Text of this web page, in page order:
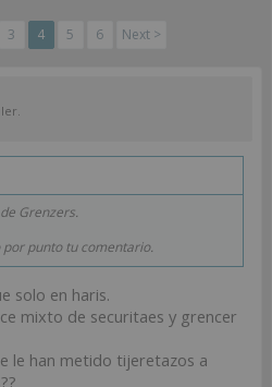
3 4 5 6 Next >
Grenzers.
punto tu comentario.
solo en haris.
mixto de securitaes y grencer
le han metido tijeretazos a